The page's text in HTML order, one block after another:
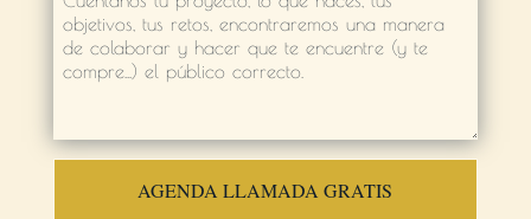
AGENDA LLAMADA GRATIS